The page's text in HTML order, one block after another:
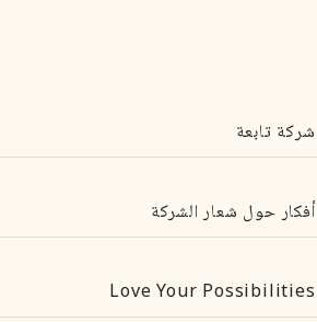
شركة تابعة
أفكار حول شعار الشركة
Love Your Possibilities